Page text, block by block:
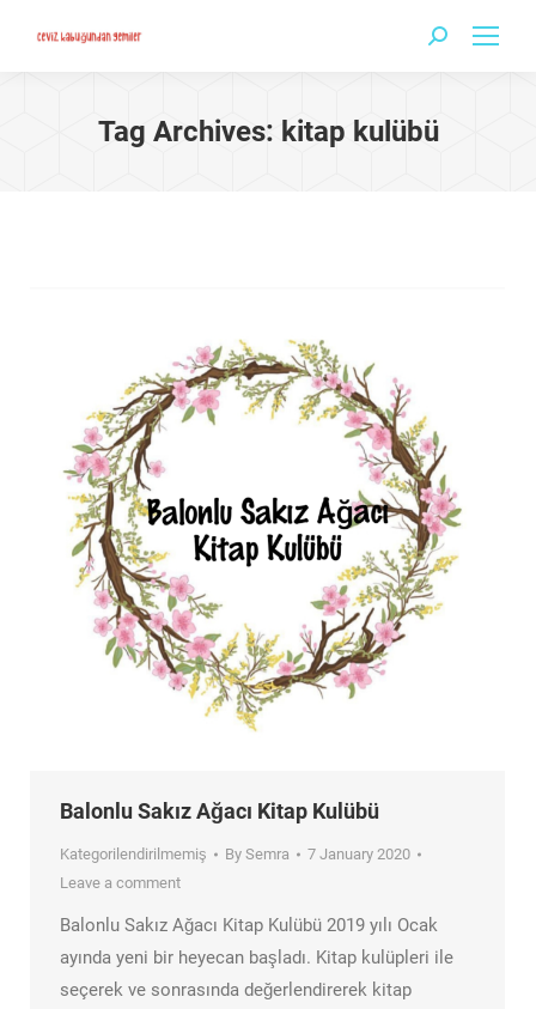
Search:
Tag Archives: kitap kulübü
Balonlu Sakız Ağacı Kitap Kulübü
Kategorilendirilmemiş By Semra
7 January 2020
Leave a comment
Balonlu Sakız Ağacı Kitap Kulübü 2019 yılı Ocak
ayında yeni bir heyecan başladı. Kitap kulüpleri ile
seçerek ve sonrasında değerlendirerek kitap